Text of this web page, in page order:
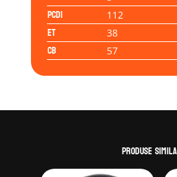
PCD1 112
ET 38
CB 57
Produse